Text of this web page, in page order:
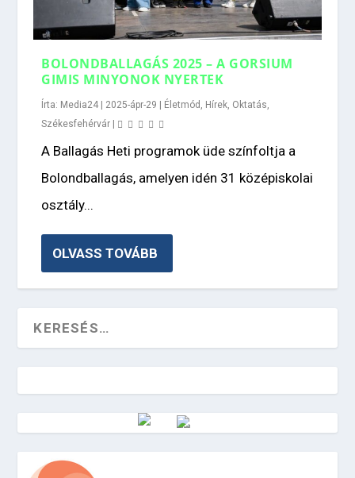
BOLONDBALLAGÁS 2025 – A GORSIUM
GIMIS MINYONOK NYERTEK
Írta: Media24 2025-ápr-29 Életmód , Hírek, Oktatás,
Székesfehérvár
A Ballagás Heti programok üde színfoltja a
Bolondballagás, amelyen idén 31 középiskolai
osztály...
OLVASS TOVÁBB
Vörösmarty Rádió